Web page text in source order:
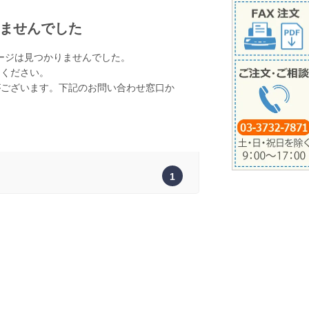
せんでした
は見つかりませんでした。
ださい。
ざいます。下記のお問い合わせ窓口か
1